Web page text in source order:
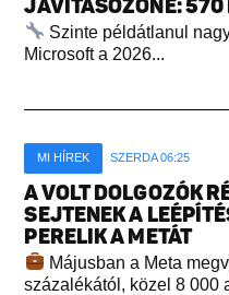
JAVÍTÁSÖZÖNE: 570
Szinte példátlanul
Microsoft a 2026...
MI HÍREK SZERDA 06:25
A VOLT DOLGOZÓK
SEJTENEK A
PERELIK A METÁT
Májusban a Meta
százalékától, közel 8 000